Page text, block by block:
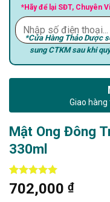
*Hãy để lại SĐT, Chuyên
*Cửa Hàng Thảo Dược
sung CTKM sau khi
Giao
Mật Ong Đông
330ml
5trên 5
dựa trên
1
702,000 ₫